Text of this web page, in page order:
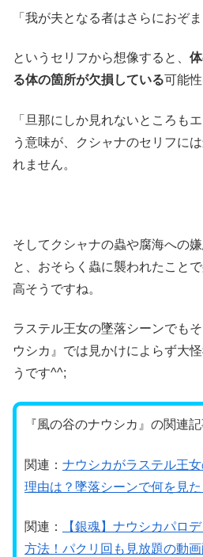
「我が夫となる者はさらにおぞ
というセリフから想像すると、
る体の箇所が欠損している可能性
「旦那にしか見れないところも
う意味が、クシャナのセリフに
れません。
そしてクシャナの蟲や腐海への
と、おそらく蟲に襲われたこと
高そうですね。
ラステル王女の墜落シーンでも
ウシカ』では見かけによらず大
うです^^;
『風の谷のナウシカ』の関連
関連： ナウシカがラステル王
理由は？墜落シーンで何を見た
関連：
【銀魂】ナウシカパロ
方法！パクリ回も見放題の動